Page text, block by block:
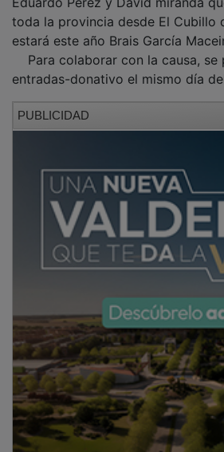
toda la provincia desde El Cubillo
estará este año Brais García
Para colaborar con la causa, se
entradas-donativo el mismo día